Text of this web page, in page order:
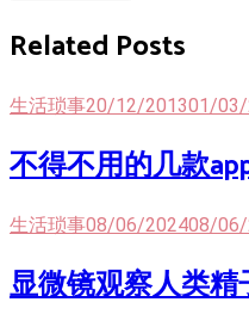
Related Posts
生活琐事20/12/201301/
不得不用的几款
生活琐事08/06/202408/
显微镜观察人类精